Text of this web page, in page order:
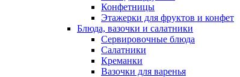
Конфетницы
Этажерки для фруктов и конфет
Блюда, вазочки и салатники
Сервировочные блюда
Салатники
Креманки
Вазочки для варенья